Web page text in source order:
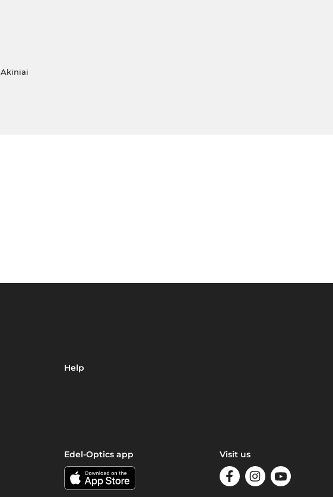
Help
Edel-Optics app Visit us